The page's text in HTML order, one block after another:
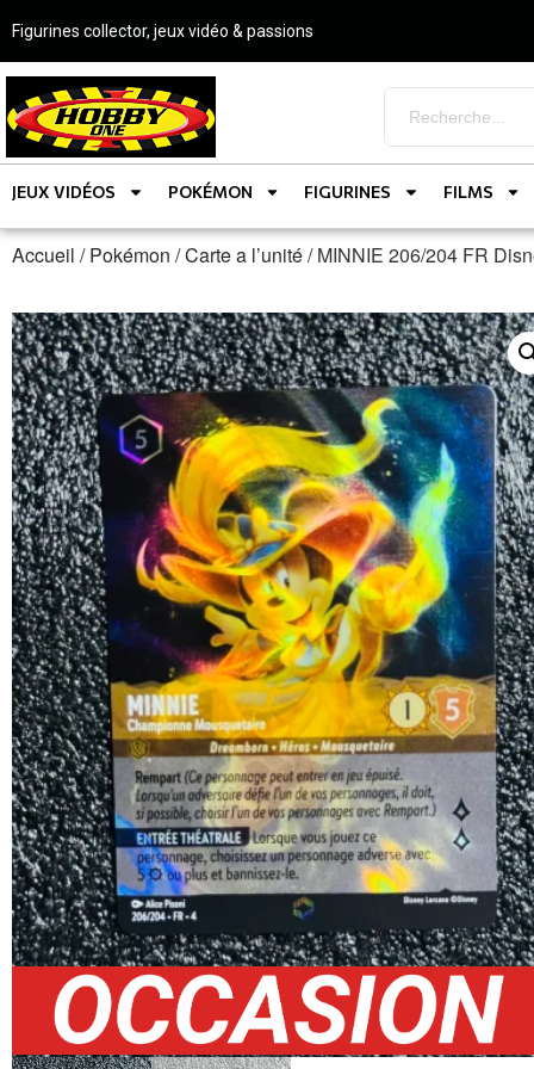
Figurines collector, jeux vidéo & passions
JEUX VIDÉOS POKÉMON FIGURINES FILMS
Accueil /Pokémon /Carte a l’unité/ MINNIE 206/204 FR